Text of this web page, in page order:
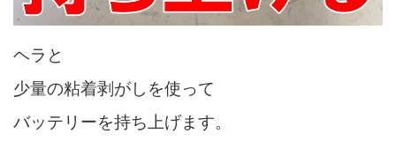
ヘラと
少量の粘着剥がしを使って
バッテリーを持ち上げます。